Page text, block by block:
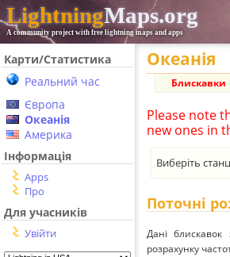
LightningMaps.org
A community project with free lightning maps and apps
Карти/Статистика
Реальний час
Європа
Океанія
Америка
Інформація
Apps
Про
Для учасників
Увійти
Океанія
Блискавки
Please note
new ones in
Виберіть
Поточні
Дані
розрахунку